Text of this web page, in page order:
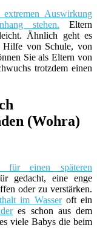
Auswirkung
stehen. Eltern
Ähnlich geht es
Hilfe von Schule, von
Sie als Eltern von
trotzdem einen
(Wohra)
für einen späteren
gedacht, eine enge
oder zu verstärken.
im Wasseroft ein
es schon aus dem
viele Babys die beim